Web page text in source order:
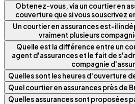
Obtenez-vous, via un courtier en
couverture que si vous souscrivez
Un courtier en assurances est-il
vraiment plusieurs
Quelle est la différence entre un
agent d'assurances et le fait de
compagnie
Quelles sont les heures d'ouverture
Quel courtier en assurances près de
Quelles assurances sont proposées